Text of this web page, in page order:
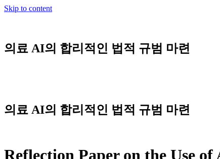
Skip to content
의료 AI의 합리적인 법적 규범 마련
의료 AI의 합리적인 법적 규범 마련
Reflection Paper on the Use